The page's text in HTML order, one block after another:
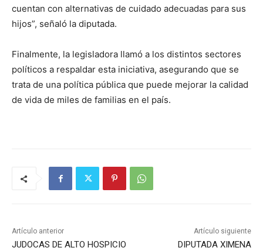
cuentan con alternativas de cuidado adecuadas para sus
hijos”, señaló la diputada.
Finalmente, la legisladora llamó a los distintos sectores
políticos a respaldar esta iniciativa, asegurando que se
trata de una política pública que puede mejorar la calidad
de vida de miles de familias en el país.
Artículo anterior
JUDOCAS DE ALTO HOSPICIO
Artículo siguiente
DIPUTADA XIMENA